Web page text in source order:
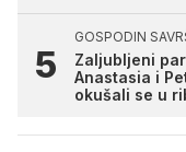
GOSPODIN
Zaljubljeni
Anastasia i
okušali se u